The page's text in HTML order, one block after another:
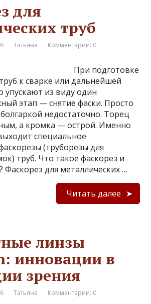
для
труб
Татьяна Комментарии: 0
При подготовке
к сварке или дальнейшей
упускают из виду один
этап — снятие фаски. Просто
недостаточно. Торец
а кромка — острой. Именно
специальное
(труборезы для
труб. Что такое фаскорез и
Фаскорез для металлических …
Читать далее
линзы
инновации в
зрения
Татьяна Комментарии: 0